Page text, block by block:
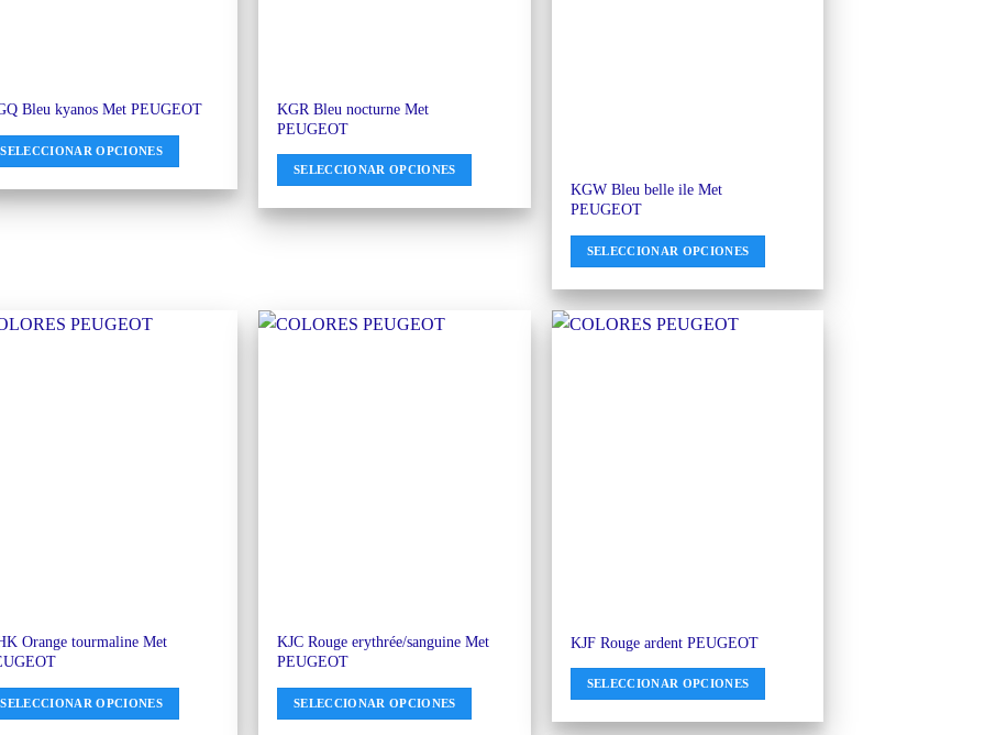
Bleu kyanos Met PEUGEOT
SELECCIONAR OPCIONES
KGR Bleu nocturne Met
PEUGEOT
SELECCIONAR OPCIONES
KGW Bleu belle ile Met
PEUGEOT
SELECCIONAR OPCIONES
Orange tourmaline Met
SELECCIONAR OPCIONES
KJC Rouge erythrée/sanguine Met
PEUGEOT
SELECCIONAR OPCIONES
KJF Rouge ardent PEUGEOT
SELECCIONAR OPCIONES